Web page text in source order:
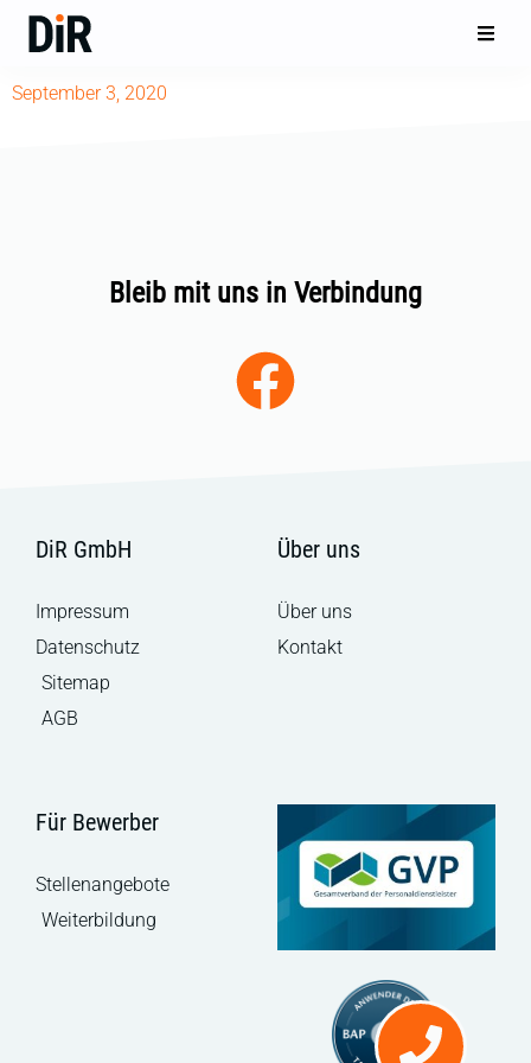
September 3, 2020
Bleib mit uns in Verbindung
DiR GmbH
Impressum
Datenschutz
Sitemap
AGB
Über uns
Über uns
Kontakt
Für Bewerber
Stellenangebote
Weiterbildung